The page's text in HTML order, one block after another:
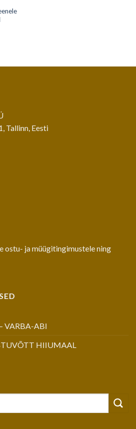
Tallinn, Eesti
ostu- ja müügitingimustelening
VARBA-ABI
HIIUMAAL